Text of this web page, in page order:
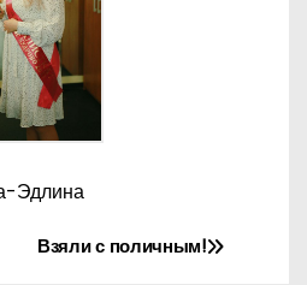
Эдлина
Взяли с поличным!